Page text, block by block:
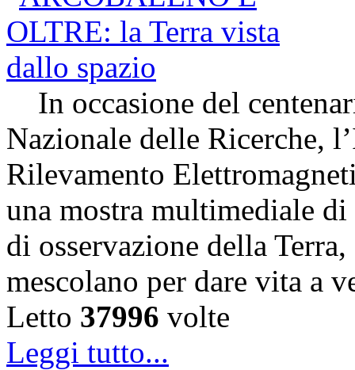
In occasione del
Nazionale delle Ricerche,
Rilevamento
una mostra multimediale
di osservazione della
mescolano per dare vita a
Letto 37996 volte
Leggi tutto...